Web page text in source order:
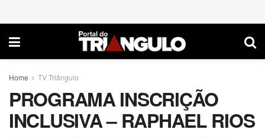
Home TV Triângulo
PROGRAMA INSCRIÇÃO
INCLUSIVA – RAPHAEL RIOS